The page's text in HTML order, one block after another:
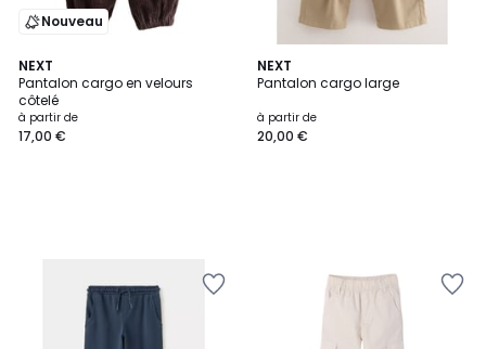
Nouveau
NEXT
Pantalon cargo en velours
côtelé
à partir de
17,00 €
NEXT
Pantalon cargo large
à partir de
20,00 €